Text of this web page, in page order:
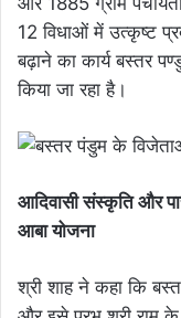
12 विधाओं में उत्कृष्ट
बढ़ाने का कार्य बस्तर
किया जा रहा है।
आदिवासी संस्कृति और
आबा योजना
श्री शाह ने कहा कि